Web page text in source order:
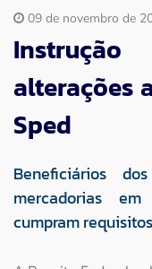
09 de novembro de
alterações
Sped
Beneficiários
mercadorias
cumpram